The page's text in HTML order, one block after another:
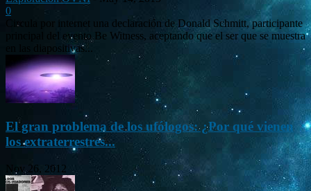
0
Circula por internet una declaración de Donald Schmitt, participante
principal del evento Be Witness, aceptando que el ser que se muestra
en las diapositivas...
El gran problema de los ufólogos: ¿Por qué vienen
los extraterrestres...
Nov 26, 2012